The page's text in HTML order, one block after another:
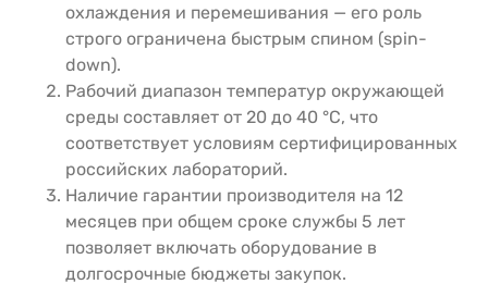
охлаждения и перемешивания — его роль
строго ограничена быстрым спином (spin-
down).
Рабочий диапазон температур окружающей
среды составляет от 20 до 40 °C, что
соответствует условиям сертифицированных
российских лабораторий.
Наличие гарантии производителя на 12
месяцев при общем сроке службы 5 лет
позволяет включать оборудование в
долгосрочные бюджеты закупок.